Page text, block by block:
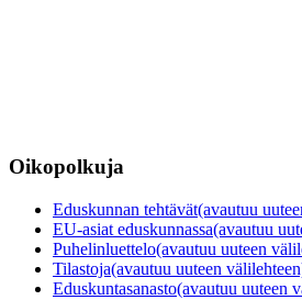
Oikopolkuja
Eduskunnan tehtävät(avautuu
EU-asiat eduskunnassa(avautuu
Puhelinluettelo(avautuu uuteen
Tilastoja(avautuu uuteen
Eduskuntasanasto(avautuu uuteen